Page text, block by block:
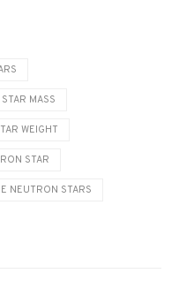
MASS
WEIGHT
STAR
NEUTRON STARS